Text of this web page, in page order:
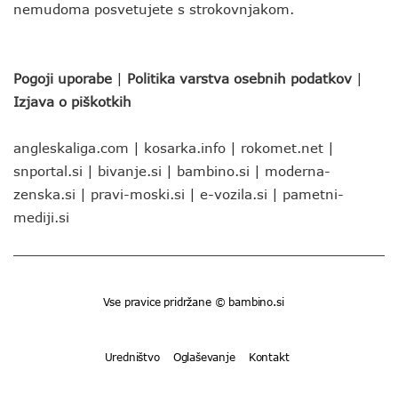
nemudoma posvetujete s strokovnjakom.
Pogoji uporabe | Politika varstva osebnih podatkov |
Izjava o piškotkih
angleskaliga.com | kosarka.info | rokomet.net |
snportal.si | bivanje.si | bambino.si | moderna-
zenska.si | pravi-moski.si | e-vozila.si | pametni-
mediji.si
Vse pravice pridržane © bambino.si
Uredništvo Oglaševanje Kontakt